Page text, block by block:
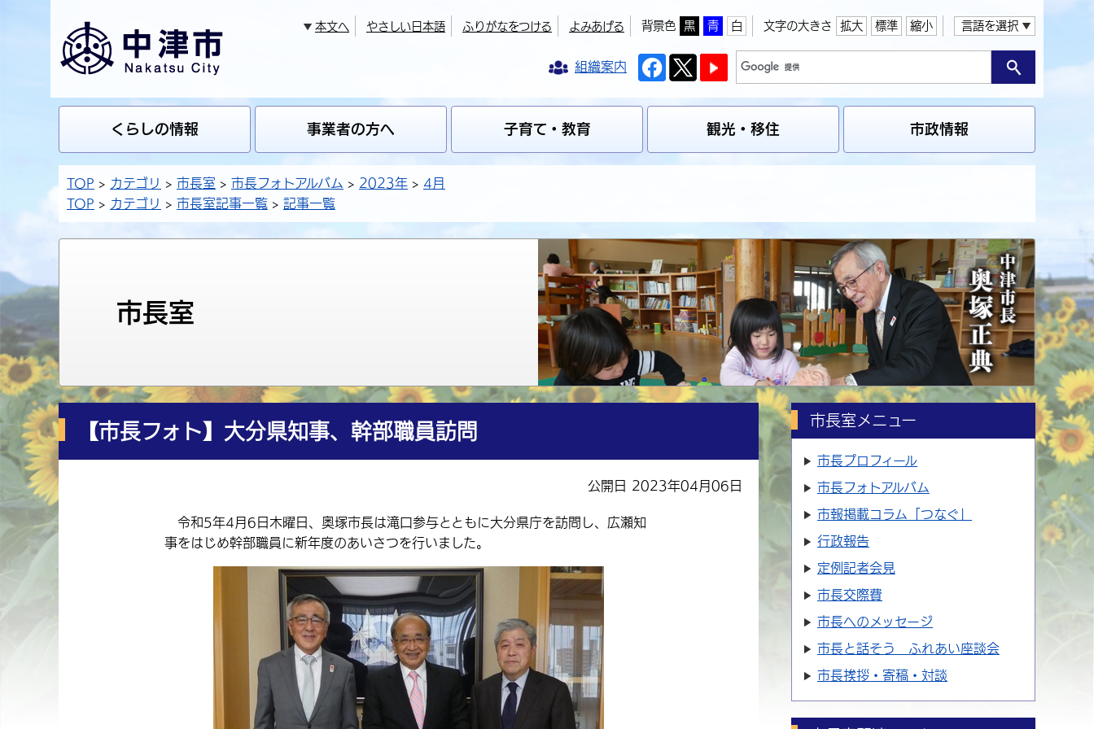
本文へ やさしい日本語 ふりがなをつける よみあげる 背景色 黒 青 白 文字の大きさ 拡大 標準 縮小 言語を選択
組織案内
くらしの情報 事業者の方へ 子育て・教育 観光・移住 市政情報
TOP カテゴリ 市長室 市長フォトアルバム 2023年
4月
TOP
カテゴリ 市長室記事一覧 記事一覧
市長室
【市長フォト】大分県知事、幹部職員訪問
公開日 2023年04月06日
令和5年4月6日木曜日、奥塚市長は滝口参与とともに大分県庁を訪問し、広瀬知
事をはじめ幹部職員に新年度のあいさつを行いました。
市長室メニュー
市長プロフィール
市長フォトアルバム
市報掲載コラム「つなぐ」
行政報告
定例記者会見
市長交際費
市長へのメッセージ
市長と話そう ふれあい座談会
市長挨拶・寄稿・対談